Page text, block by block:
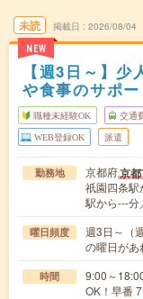
未読
NEW
掲載日 2026/08/04
【週3日～】
や食事のサポ
職種未経験OK 交通
WEB登録OK 派遣
勤務地 京都府京
祇園四条駅
駅から---分
曜日頻度
週3日～（
の曜日があ
時間
9:00～
OK！早番